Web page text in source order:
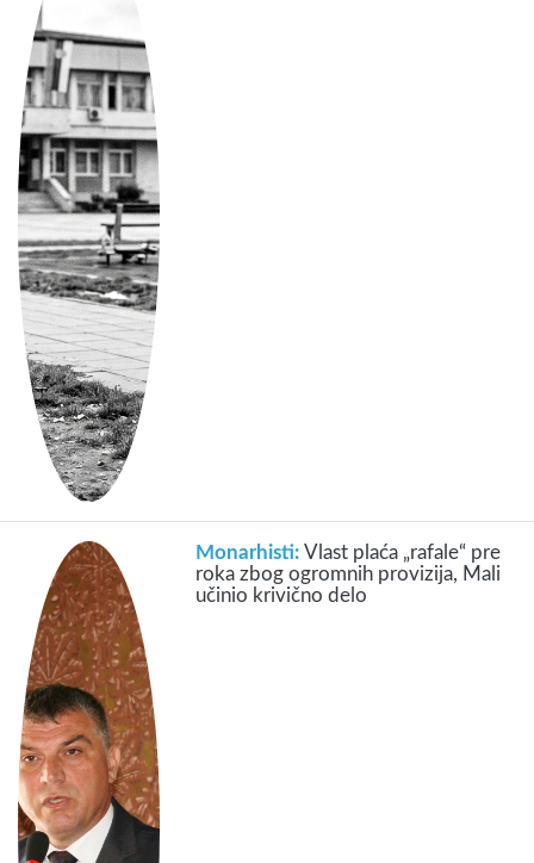
Monarhisti:Vlast plaća „rafale“ pre
roka zbog ogromnih provizija, Mali
učinio krivično delo